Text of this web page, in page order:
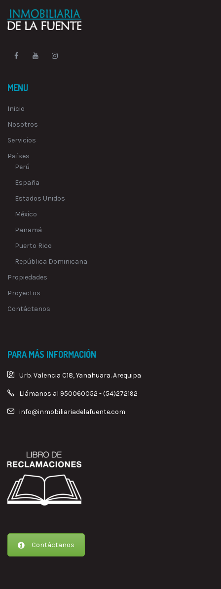
MENU
Inicio
Nosotros
Servicios
Países
Perú
España
Estados Unidos
México
Panamá
Puerto Rico
República Dominicana
Propiedades
Proyectos
Contáctanos
PARA MÁS INFORMACIÓN
Urb. Valencia C18, Yanahuara. Arequipa
Llámanos al 950060052 - (54)272192
info@inmobiliariadelafuente.com
Contáctanos